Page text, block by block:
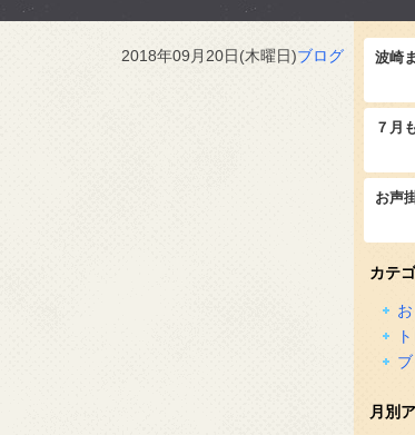
2018年09月20日(木曜日)ブログ
波崎
７月
お声
カテ
月別